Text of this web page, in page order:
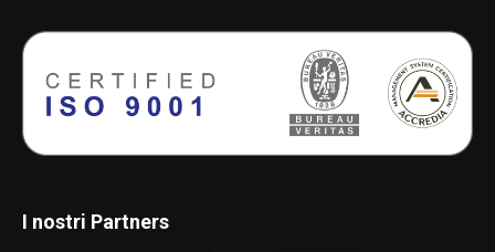
I nostri Partners